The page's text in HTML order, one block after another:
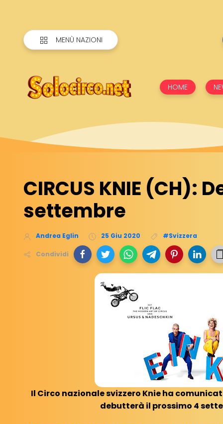
MENÙ NAZIONI
HOME
CIRCUS KNIE (CH):
settembre
Andrea Eglin 25 Giu 2020 #Svizzera
Condividi
Il Circo nazionale svizzero Knie ha
debutterà il prossimo 4